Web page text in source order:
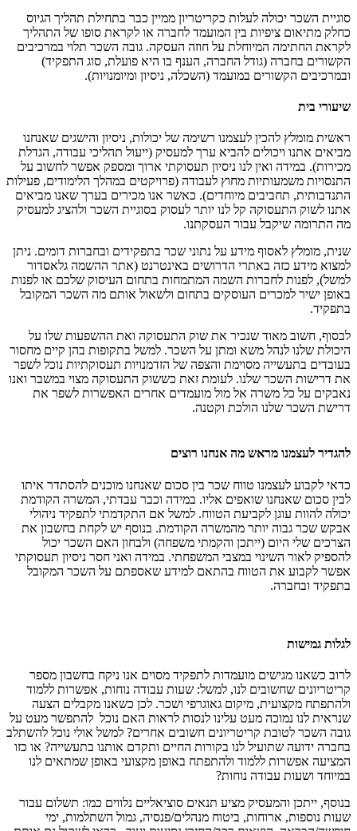
סוגיית השכר יכולה לעלות כקריטריון ממיין כבר בתחילת תהליך הגיוס
כחלק מתיאום ציפיות בין המועמד לחברה או לקראת סופו של התהליך
לקראת החתימה המיוחלת על חוזה העסקה. גובה השכר תלוי במרכיבים
הקשורים בחברה (גודל החברה, הענף בו היא פועלת, סוג התפקיד)
ובמרכיבים הקשורים במועמד (השכלה, ניסיון ומיומנויות).
שיעורי בית
ראשית מומלץ להכין לעצמנו רשימה של יכולות, ניסיון והישגים שאנחנו
מביאים אתנו ויכולים להביא ערך למעסיק (ייעול תהליכי עבודה, הגדלת
מכירות). במידה ואין לנו ניסיון תעסוקתי ארוך ומספק אפשר לחשוב על
התנסויות משמעותיות מחוץ לעבודה (פרויקטים במהלך הלימודים, פעילות
התנדבותית, תחביבים מיוחדים). כאשר אנו מכירים בערך שאנו מביאים
אתנו לשוק התעסוקה קל לנו יותר לעסוק בסוגיית השכר ולהציג למעסיק
מה התרומה שיקבל עבור העסקתנו.
שנית, מומלץ לאסוף מידע על נתוני שכר בתפקידים ובחברות דומים. ניתן
למצוא מידע כזה באתרי הדרושים באינטרנט (אתר ההשמה גלאסדור
למשל), לפנות לחברות השמה המתמחות בתחום העיסוק שלכם או לפנות
באופן ישיר למכרים העוסקים בתחום ולשאול אותם מה השכר המקובל
בתפקיד.
לבסוף, חשוב מאוד שנכיר את שוק התעסוקה ואת ההשפעות שלו על
היכולת שלנו לנהל משא ומתן על השכר. למשל בתקופות בהן קיים מחסור
בעובדים בתעשייה מסוימת והצפה של הזדמנויות תעסוקתיות נוכל לשפר
את דרישות השכר שלנו. לעומת זאת כששוק התעסוקה מצוי במשבר ואנו
נאבקים על כל משרה אל מול מועמדים אחרים האפשרות לשפר את
דרישת השכר שלנו הולכת וקטנה.
להגדיר לעצמנו מראש מה אנחנו רוצים
כדאי לקבוע לעצמנו טווח שכר בין סכום שאנחנו מוכנים להסתדר איתו
לבין סכום שאנחנו שואפים אליו. במידה וכבר עבדתי, המשרה הקודמת
יכולה להוות עוגן לקביעת הטווח. למשל אם התקדמתי לתפקיד ניהולי
אבקש שכר גבוה יותר מהמשרה הקודמת. בנוסף יש לקחת בחשבון את
הצרכים שלי היום (ייתכן והקמתי משפחה) ולבחון האם השכר יכול
להספיק לאור השינוי במצבי המשפחתי. במידה ואני חסר ניסיון תעסוקתי
אפשר לקבוע את הטווח בהתאם למידע שאספתם על השכר המקובל
בתפקיד ובחברה.
לגלות גמישות
לרוב כשאנו מגישים מועמדות לתפקיד מסוים אנו ניקח בחשבון מספר
קריטריונים שחשובים לנו, למשל: שעות עבודה נוחות, אפשרות ללמוד
ולהתפתח מקצועית, מיקום גאוגרפי ושכר. לכן כשאנו מקבלים הצעה
שנראית לנו נמוכה מעט עלינו לנסות לראות האם נוכל להתפשר מעט על
גובה השכר לטובת קריטריונים חשובים אחרים? למשל אולי נוכל להשתלב
בחברה ידועה שתועיל לנו בקורות החיים ותקדם אותנו בתעשייה? או כזו
המציעה אפשרות ללמוד ולהתפתח באופן מקצועי באופן שמתאים לנו
במיוחד ושעות עבודה נוחות?
בנוסף, ייתכן והמעסיק מציע תנאים סוציאליים נלווים כמו: תשלום עבור
שעות נוספות, ארוחות, ביטוח מנהלים/פנסיה, גמול השתלמות, ימי